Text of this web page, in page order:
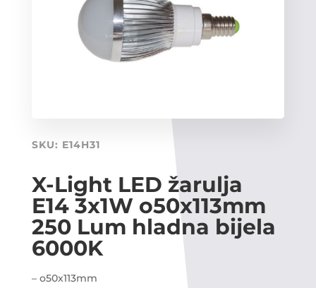
SKU: E14H31
X-Light LED žarulja
E14 3x1W o50x113mm
250 Lum hladna bijela
6000K
– o50x113mm